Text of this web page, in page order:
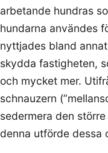
arbetande hundras
hundarna användes
nyttjades bland
skydda fastigheten,
och mycket mer.
schnauzern
sedermera den
denna utförde dessa